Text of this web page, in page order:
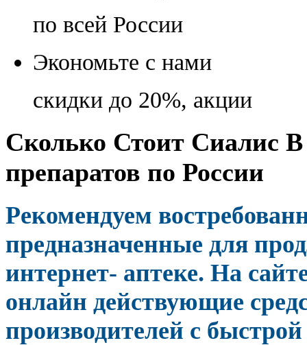
по всей России
Экономьте с нами
скидки до 20%, акции
Сколько Стоит Сиалис
препаратов по России
Рекомендуем
предназначенные для
интернет- аптеке. На
онлайн действующие
производителей с